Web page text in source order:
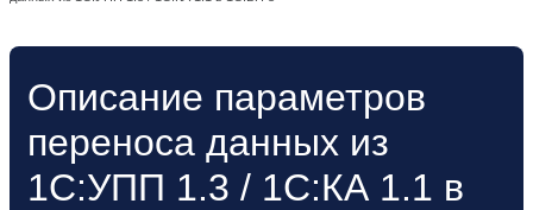
Описание параметров
переноса данных из
1С:УПП 1.3 / 1С:КА 1.1 в